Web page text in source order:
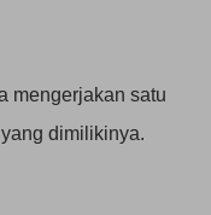
mengerjakan satu
dimilikinya.